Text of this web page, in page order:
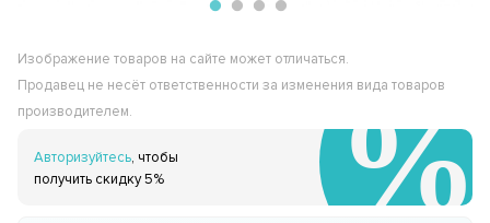
Изображение товаров на сайте может отличаться.
Продавец не несёт ответственности за изменения вида товаров
производителем.
Авторизуйтесь, чтобы
получить скидку 5%